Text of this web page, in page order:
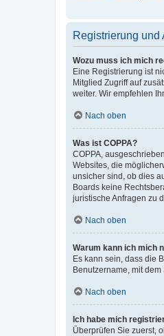
Registrierung und
Wozu muss ich mich
Eine Registrierung ist
Mitglied Zugriff auf
weiter. Wir empfehlen
Nach oben
Was ist COPPA?
COPPA,
Websites, die
unsicher sind, ob dies
Boards keine
juristische Anfragen zu
Nach oben
Warum kann ich mich
Es kann sein, dass die
Benutzername, mit
Nach oben
Ich habe mich
Überprüfen Sie zuerst,